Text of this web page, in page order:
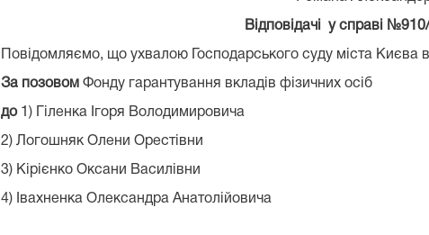
Відповідачі у справі
Повідомляємо, що ухвалою Господарського суду міста Києва
За позовомФонду гарантування вкладів фізичних осіб
до 1) Гіленка Ігоря Володимировича
2) Логошняк Олени Орестівни
3) Кірієнко Оксани Василівни
4) Івахненка Олександра Анатолійовича